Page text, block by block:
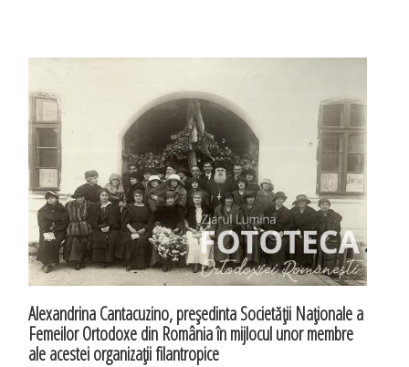
Alexandrina Cantacuzino, preşedinta Societăţii Naţionale a
Femeilor Ortodoxe din România în mijlocul unor membre
ale acestei organizaţii filantropice